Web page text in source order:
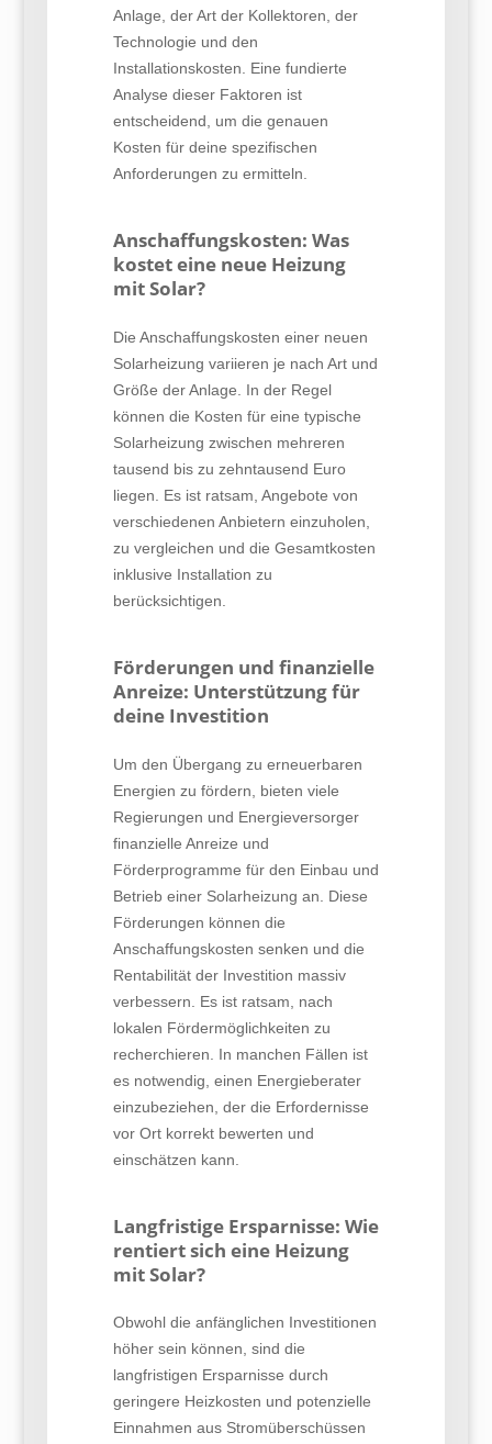
Anlage, der Art der Kollektoren, der
Technologie und den
Installationskosten. Eine fundierte
Analyse dieser Faktoren ist
entscheidend, um die genauen
Kosten für deine spezifischen
Anforderungen zu ermitteln.
Anschaffungskosten: Was
kostet eine neue Heizung
mit Solar?
Die Anschaffungskosten einer neuen
Solarheizung variieren je nach Art und
Größe der Anlage. In der Regel
können die Kosten für eine typische
Solarheizung zwischen mehreren
tausend bis zu zehntausend Euro
liegen. Es ist ratsam, Angebote von
verschiedenen Anbietern einzuholen,
zu vergleichen und die Gesamtkosten
inklusive Installation zu
berücksichtigen.
Förderungen und finanzielle
Anreize: Unterstützung für
deine Investition
Um den Übergang zu erneuerbaren
Energien zu fördern, bieten viele
Regierungen und Energieversorger
finanzielle Anreize und
Förderprogramme für den Einbau und
Betrieb einer Solarheizung an. Diese
Förderungen können die
Anschaffungskosten senken und die
Rentabilität der Investition massiv
verbessern. Es ist ratsam, nach
lokalen Fördermöglichkeiten zu
recherchieren. In manchen Fällen ist
es notwendig, einen Energieberater
einzubeziehen, der die Erfordernisse
vor Ort korrekt bewerten und
einschätzen kann.
Langfristige Ersparnisse: Wie
rentiert sich eine Heizung
mit Solar?
Obwohl die anfänglichen Investitionen
höher sein können, sind die
langfristigen Ersparnisse durch
geringere Heizkosten und potenzielle
Einnahmen aus Stromüberschüssen